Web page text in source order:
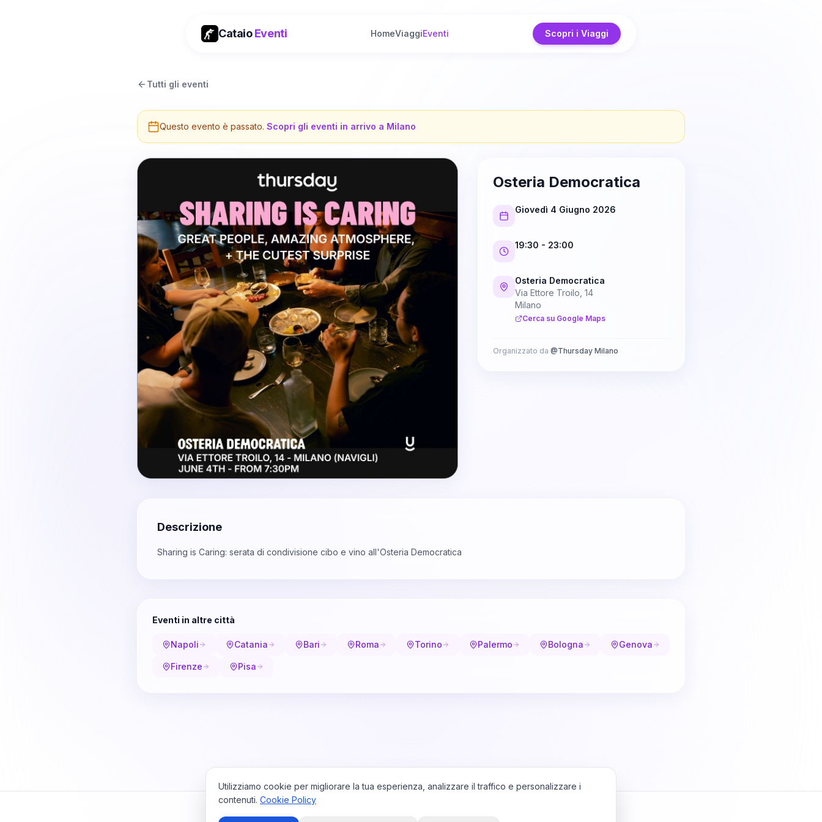
CataioEventi HomeViaggiEventi Scopri i Viaggi
Tutti gli eventi
Questo evento è passato. Scopri gli eventi in arrivo a Milano
Osteria Democratica
Giovedì 4 Giugno 2026
19:30 - 23:00
Osteria Democratica
Via Ettore Troilo, 14
Milano
Cerca su Google Maps
Organizzato da @Thursday Milano
Descrizione
Sharing is Caring: serata di condivisione cibo e vino all'Osteria Democratica
Eventi in altre città
Napoli Catania Bari Roma Torino Palermo Bologna Genova
Firenze Pisa
Utilizziamo cookie per migliorare la tua esperienza, analizzare il traffico e personalizzare i
contenuti. Cookie Policy